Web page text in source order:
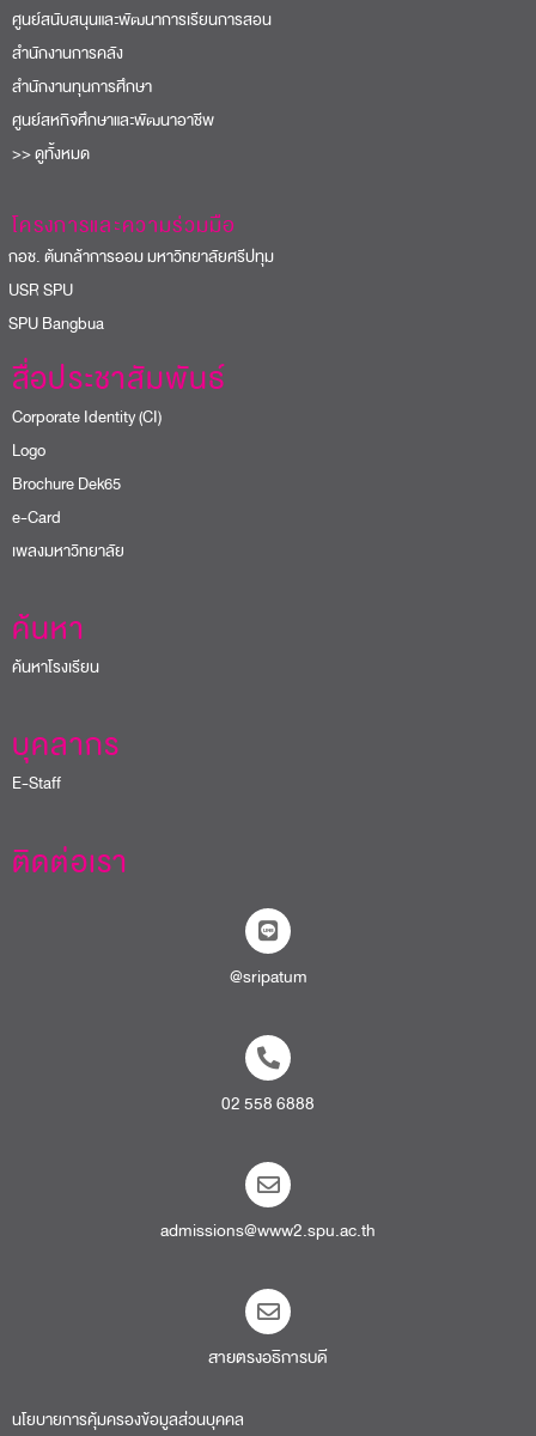
ศูนย์สนับสนุนและพัฒนาการเรียนการสอน
สำนักงานการคลัง
สำนักงานทุนการศึกษา
ศูนย์สหกิจศึกษาและพัฒนาอาชีพ
>> ดูทั้งหมด
โครงการและความร่วมมือ
ช. ต้นกล้าการออม มหาวิทยาลัยศรีปทุม
SPU
Bangbua
สื่อประชาสัมพันธ์
Corporate Identity (CI)
Logo
Brochure Dek65
e-Card
เพลงมหาวิทยาลัย
ค้นหา
ค้นหาโรงเรียน
บุคลากร
E-Staff
ติดต่อเรา
@sripatum
02 558 6888
admissions@www2.spu.ac.th
สายตรงอธิการบดี​
นโยบายการคุ้มครองข้อมูลส่วนบุคคล